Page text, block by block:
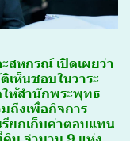
สหกรณ์ เปิดเผยว่า
เห็นชอบในวาระ
ให้สำนักพระพุทธ
ถึงเพื่อกิจการ
รียกเก็บค่าตอบแทน